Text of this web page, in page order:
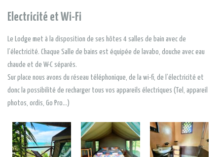
Electricité et Wi-Fi
Le Lodge met à la disposition de ses hôtes 4 salles de bain avec de
l’électricité. Chaque Salle de bains est équipée de lavabo, douche avec eau
chaude et de W-C séparés.
Sur place nous avons du réseau téléphonique, de la wi-fi, de l’électricité et
donc la possibilité de recharger tous vos appareils électriques (Tel, appareil
photos, ordis, Go Pro…)